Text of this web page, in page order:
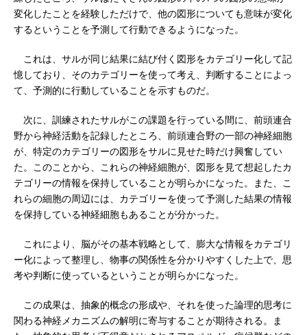
変化したことを経験しただけで、他の図形についても意味が変化
するということを予測して行動できるようになった。
これは、サルが同じ結果に結び付く図形をカテゴリー化して記
憶しており、そのカテゴリーを使って考え、判断することによっ
て、予測的に行動していることを示すものだ。
次に、訓練されたサルがこの課題を行っている間に、前頭連合
野から神経活動を記録したところ、前頭連合野の一部の神経細胞
が、特定のカテゴリーの図形をサルに見せた時だけ興奮してい
た。このことから、これらの神経細胞が、図形を見て想起したカ
テゴリーの情報を保持していることが明らかになった。また、こ
れらの細胞の周辺には、カテゴリーを使って予測した結果の情報
を保持している神経細胞もあることが分かった。
これにより、脳がその基本戦略として、膨大な情報をカテゴリ
ー化によって整理し、物事の関係性を分かりやすくした上で、思
考や判断に使っているということが明らかになった。
この成果は、抽象的概念の形成や、それを使った論理的思考に
関わる神経メカニズムの解明に寄与することが期待される。ま